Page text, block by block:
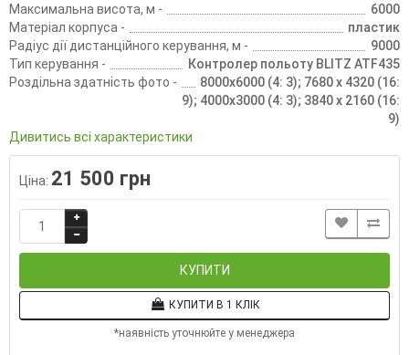
Максимальна висота, м -
6000
Матеріал корпуса -
пластик
Радіус дії дистанційного керування, м -
9000
Тип керування -
Контролер польоту BLITZ ATF435
Роздільна здатність фото -
8000x6000 (4: 3); 7680 x 4320 (16:
9); 4000x3000 (4: 3); 3840 x 2160 (16:
9)
Дивитись всі характеристики
Ціна: 21 500 грн
КУПИТИ
КУПИТИ В 1 КЛІК
*наявність уточнюйте у менеджера